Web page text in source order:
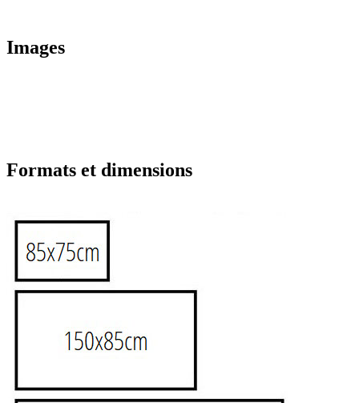
Images
Formats et dimensions